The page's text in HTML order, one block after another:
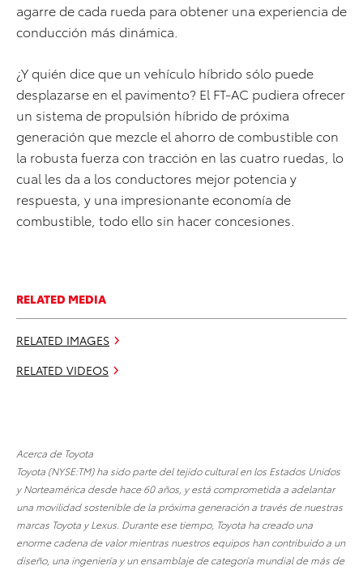
agarre de cada rueda para obtener una experiencia de
conducción más dinámica.
¿Y quién dice que un vehículo híbrido sólo puede
desplazarse en el pavimento? El FT-AC pudiera ofrecer
un sistema de propulsión híbrido de próxima
generación que mezcle el ahorro de combustible con
la robusta fuerza con tracción en las cuatro ruedas, lo
cual les da a los conductores mejor potencia y
respuesta, y una impresionante economía de
combustible, todo ello sin hacer concesiones.
RELATED MEDIA
RELATED IMAGES
RELATED VIDEOS
Acerca de Toyota
Toyota (NYSE:TM) ha sido parte del tejido cultural en los Estados Unidos
y Norteamérica desde hace 60 años, y está comprometida a adelantar
una movilidad sostenible de la próxima generación a través de nuestras
marcas Toyota y Lexus. Durante ese tiempo, Toyota ha creado una
enorme cadena de valor mientras nuestros equipos han contribuido a un
diseño, una ingeniería y un ensamblaje de categoría mundial de más de